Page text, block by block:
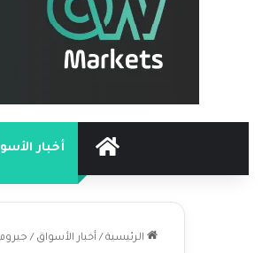
الرئيسية
أخبار
الرئيسية / أخبار الأسواق /